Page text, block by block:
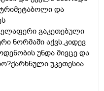
და
გაკეთებული
ნორმაში აქვს.კიდევ
უნდა მივცე და
უკეთესია